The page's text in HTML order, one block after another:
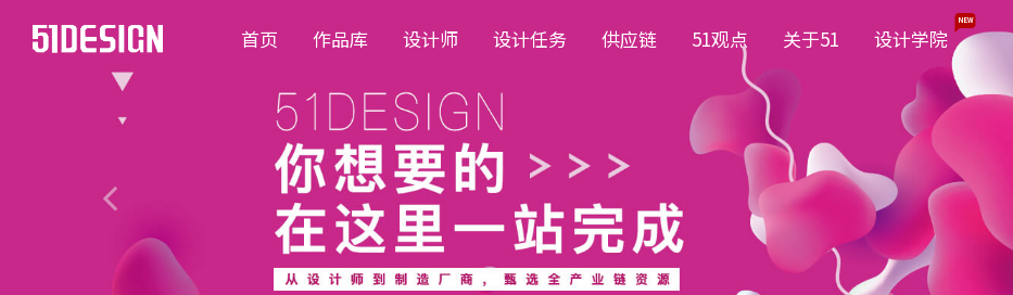
首页 作品库 设计师 设计任务 供应链 51观点 关于51 设计学院
NEW
Previous